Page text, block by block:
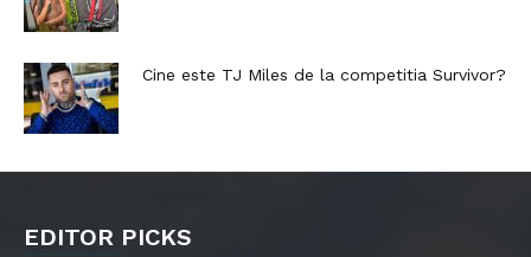
Cine este TJ Miles de la competitia Survivor?
EDITOR PICKS